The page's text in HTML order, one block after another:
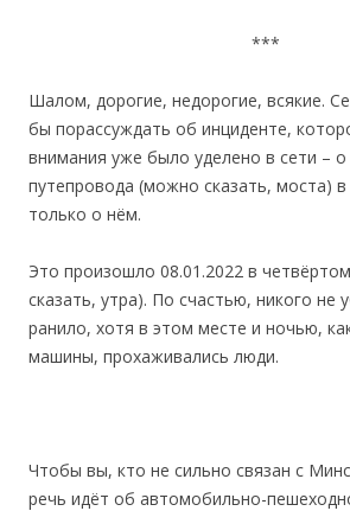
***
Шалом, дорогие, недорогие, всякие.
бы порассуждать об инциденте,
внимания уже было уделено в сети – о
путепровода (можно сказать, моста)
только о нём.
Это произошло 08.01.2022 в
сказать, утра). По счастью, никого не
ранило, хотя в этом месте и ночью,
машины, прохаживались люди.
Чтобы вы, кто не сильно связан с
речь идёт об автомобильно-